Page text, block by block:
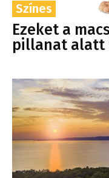
Színes
Ezeket a
pillanat alatt